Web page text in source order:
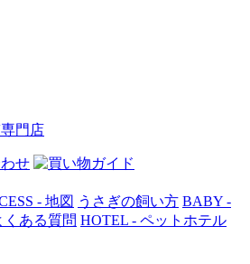
門店
- 地図 うさぎの飼い方 BABY -
くある質問 HOTEL - ペットホテル